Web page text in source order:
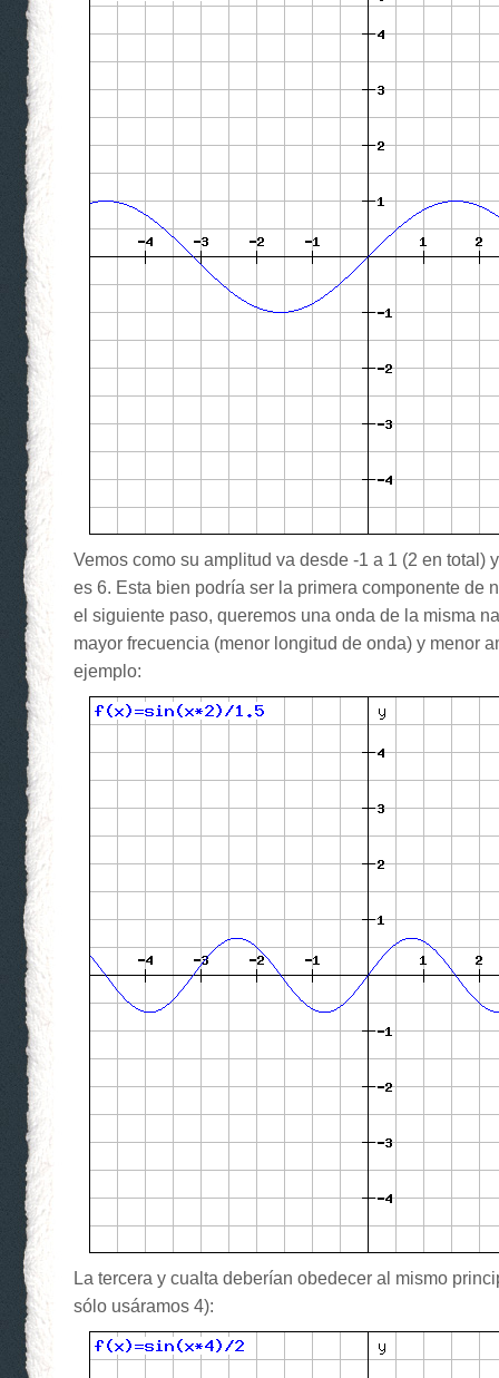
Vemos como su amplitud va desde -1 a 1 (2 en total)
es 6. Esta bien podría ser la primera componente de
el siguiente paso, queremos una onda de la misma
mayor frecuencia (menor longitud de onda) y menor
ejemplo:
La tercera y cualta deberían obedecer al mismo
sólo usáramos 4):